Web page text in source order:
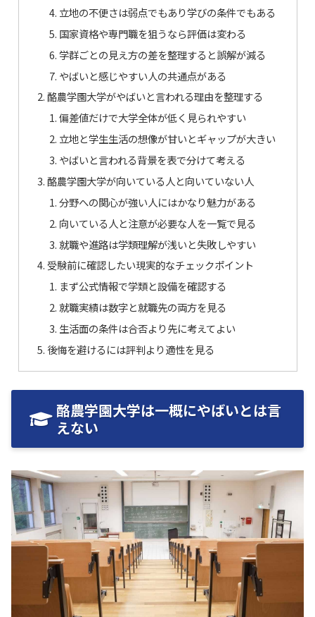
立地の不便さは弱点でもあり学びの条件でもある
国家資格や専門職を狙うなら評価は変わる
学群ごとの見え方の差を整理すると誤解が減る
やばいと感じやすい人の共通点がある
酪農学園大学がやばいと言われる理由を整理する
偏差値だけで大学全体が低く見られやすい
立地と学生生活の想像が甘いとギャップが大きい
やばいと言われる背景を表で分けて考える
酪農学園大学が向いている人と向いていない人
分野への関心が強い人にはかなり魅力がある
向いている人と注意が必要な人を一覧で見る
就職や進路は学類理解が浅いと失敗しやすい
受験前に確認したい現実的なチェックポイント
まず公式情報で学類と設備を確認する
就職実績は数字と就職先の両方を見る
生活面の条件は合否より先に考えてよい
後悔を避けるには評判より適性を見る
酪農学園大学は一概にやばいとは言
えない